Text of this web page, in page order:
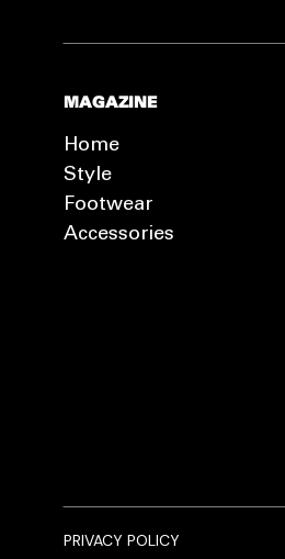
MAGAZINE
Home
Style
Footwear
Accessories
PRIVACY POLICY